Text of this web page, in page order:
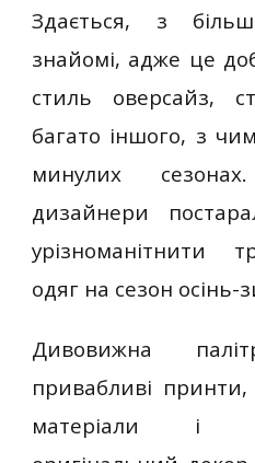
Здається, з
знайомі, адже це
стиль оверсайз,
багато іншого, з
минулих
дизайнери
урізноманітнити
одяг на сезон осінь-
Дивовижна
привабливі
матеріали і